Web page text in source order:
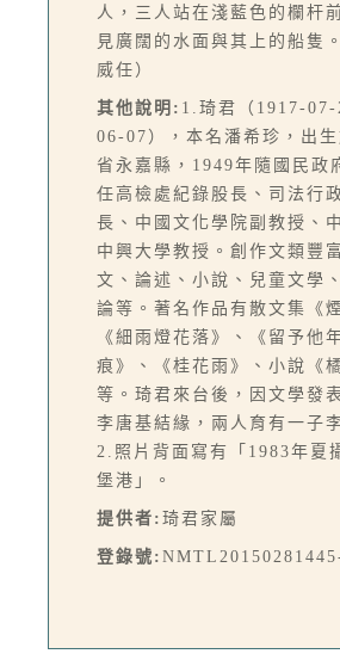
人，三人站在淺藍色的欄杆
見廣闊的水面與其上的船隻
威任）
其他說明: 1.琦君（1917-
06-07），本名潘希珍，出
省永嘉縣，1949年隨國民政
任高檢處紀錄股長、司法行
長、中國文化學院副教授、
中興大學教授。創作文類豐
文、論述、小說、兒童文學
論等。著名作品有散文集《
《細雨燈花落》、《留予他
痕》、《桂花雨》、小說《
等。琦君來台後，因文學發
李唐基結緣，兩人育有一子
2.照片背面寫有「1983年夏
堡港」。
提供者: 琦君家屬
登錄號: